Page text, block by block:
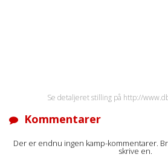
Se detaljeret stilling på http://
Kommentarer
Der er endnu ingen kamp-kommentarer.
skrive en.